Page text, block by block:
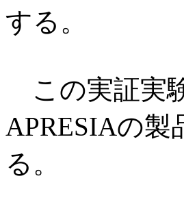
する。
この実証実
APRESIAの
る。